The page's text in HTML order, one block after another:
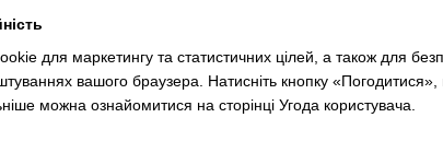
ОБЛАДНАННЯ
для маркетингу та статистичних цілей, а також для
вашого браузера. Натисніть кнопку
можна ознайомитися на сторінці Угода користувача